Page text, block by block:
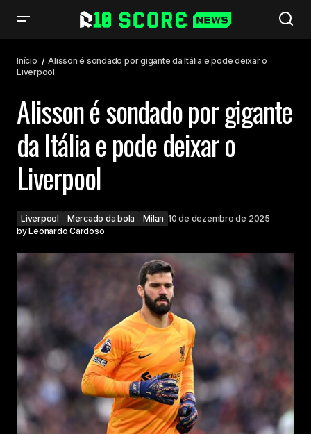
Início
Alisson é sondado por gigante da Itália e pode deixar o
Liverpool
Alisson é sondado por gigante
da Itália e pode deixar o
Liverpool
Liverpool Mercado da bola Milan 10 de dezembro de 2025
byLeonardo Cardoso